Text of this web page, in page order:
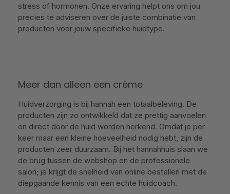
stress of hormonen. Onze ervaring helpt ons om jou
precies te adviseren over de juiste combinatie van
producten voor jouw specifieke huidtype.
Meer dan alleen een crème
Huidverzorging is bij hannah een totaalbeleving. De
producten zijn zo ontwikkeld dat ze prettig aanvoelen
en direct door de huid worden herkend. Omdat je per
keer maar een kleine hoeveelheid nodig hebt, zijn de
producten zeer duurzaam. Bij het hannahhuis slaan we
de brug tussen de webshop en de professionele
salon; je krijgt de snelheid van online bestellen met de
diepgaande kennis van een echte huidcoach.